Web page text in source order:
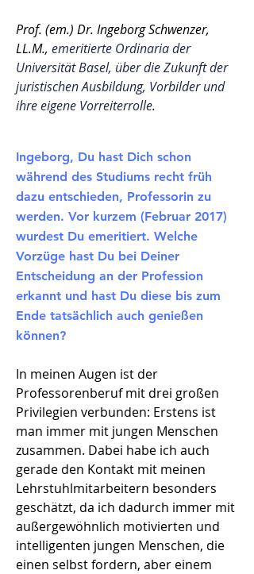
Prof. (em.) Dr. Ingeborg Schwenzer,
LL.M., emeritierte Ordinaria der
Universität Basel, über die Zukunft der
juristischen Ausbildung, Vorbilder und
ihre eigene Vorreiterrolle.
Ingeborg, Du hast Dich schon
während des Studiums recht früh
dazu entschieden, Professorin zu
werden. Vor kurzem (Februar 2017)
wurdest Du emeritiert. Welche
Vorzüge hast Du bei Deiner
Entscheidung an der Profession
erkannt und hast Du diese bis zum
Ende tatsächlich auch genießen
können?
In meinen Augen ist der
Professorenberuf mit drei großen
Privilegien verbunden: Erstens ist
man immer mit jungen Menschen
zusammen. Dabei habe ich auch
gerade den Kontakt mit meinen
Lehrstuhlmitarbeitern besonders
geschätzt, da ich dadurch immer mit
außergewöhnlich motivierten und
intelligenten jungen Menschen, die
einen selbst fordern, aber einem